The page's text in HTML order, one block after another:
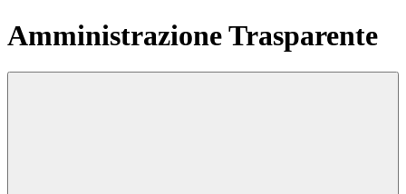
Amministrazione Trasparente